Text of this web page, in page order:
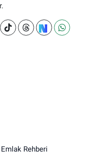
Emlak Rehberi